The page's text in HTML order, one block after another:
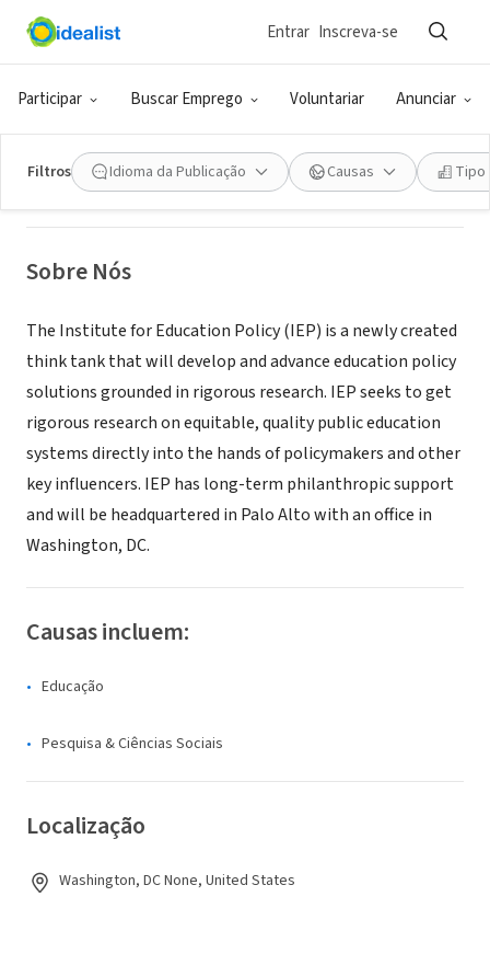
Participar Buscar Emprego Voluntariar Anunciar
Entrar Inscreva-se
Filtros Idioma da Publicação Causas Tipo
ONG (SETOR SOCIAL)
Institute for Education Policy
Sobre Nós
The Institute for Education Policy (IEP) is a newly created
think tank that will develop and advance education policy
solutions grounded in rigorous research. IEP seeks to get
rigorous research on equitable, quality public education
systems directly into the hands of policymakers and other
key influencers. IEP has long-term philanthropic support
and will be headquartered in Palo Alto with an office in
Washington, DC.
Causas incluem:
Educação
Pesquisa & Ciências Sociais
Localização
Washington, DC None, United States